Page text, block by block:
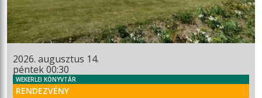
2026. augusztus 14.
péntek 00:30
WEKERLEI KÖNYVTÁR
RENDEZVÉNY